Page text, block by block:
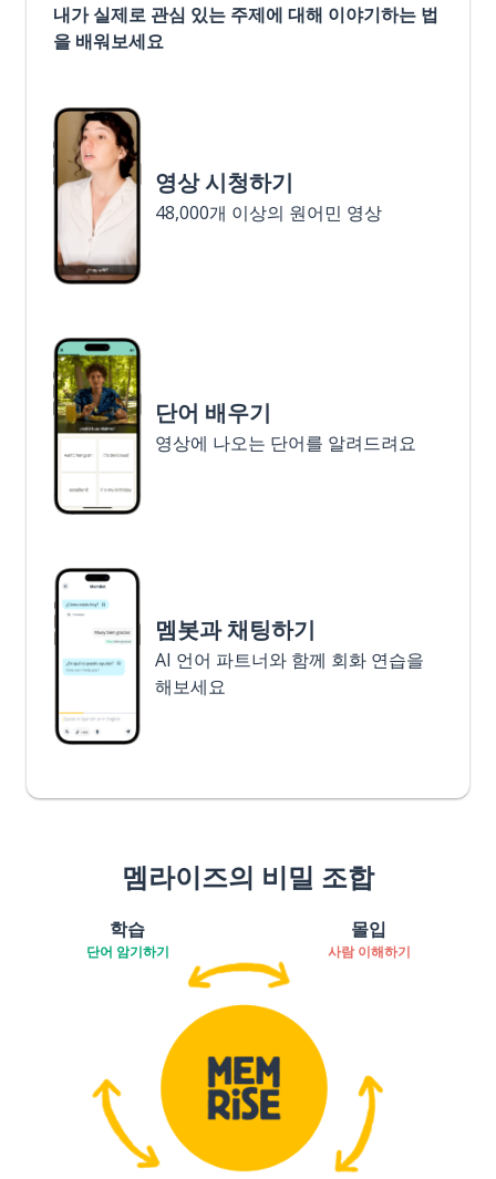
내가 실제로 관심 있는 주제에 대해 이야기하는 법
을 배워보세요
영상 시청하기
48,000개 이상의 원어민 영상
단어 배우기
영상에 나오는 단어를 알려드려요
멤봇과 채팅하기
AI 언어 파트너와 함께 회화 연습을
해보세요
멤라이즈의 비밀 조합
학습
단어 암기하기
몰입
사람 이해하기